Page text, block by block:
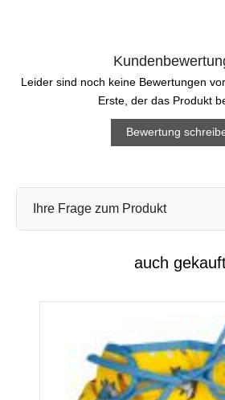
Leider sind noch keine Bewertungen
Erste, der das Produkt
Bewertung
Ihre Frage zum Produkt
auch